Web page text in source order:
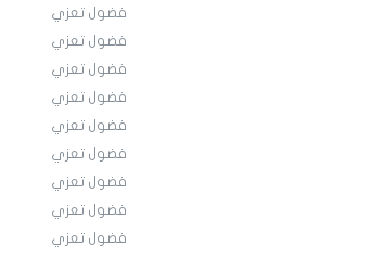
فضول تعزي
فضول تعزي
فضول تعزي
فضول تعزي
فضول تعزي
فضول تعزي
فضول تعزي
فضول تعزي
فضول تعزي